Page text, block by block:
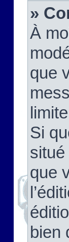
»
À
que
Si
que
bien